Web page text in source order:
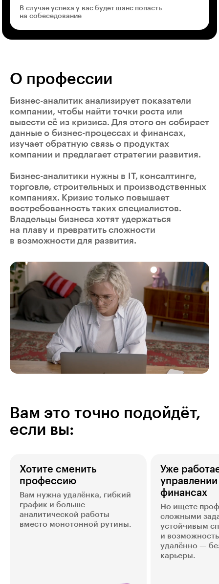
В случае успеха у вас будет шанс попасть
на собеседование
О профессии
Бизнес-аналитик анализирует показатели
компании, чтобы найти точки роста или
вывести её из кризиса. Для этого он собирает
данные о бизнес-процессах и финансах,
изучает обратную связь о продуктах
компании и предлагает стратегии развития.
Бизнес-аналитики нужны в IT, консалтинге,
торговле, строительных и производственных
компаниях. Кризис только повышает
востребованность таких специалистов.
Владельцы бизнеса хотят удержаться
на плаву и превратить сложности
в возможности для развития.
Вам это точно подойдёт,
если вы:
Хотите сменить
профессию
Вам нужна удалёнка, гибкий
график и больше
аналитической работы
вместо монотонной рутины.
Уже
финансах
Но ищете
сложными
устойчивым
и
удалённо —
карьеры.